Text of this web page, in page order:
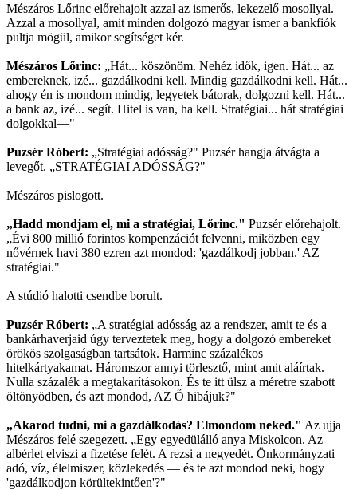
Mészáros Lőrinc előrehajolt azzal az ismerős, lekezelő mosollyal.
Azzal a mosollyal, amit minden dolgozó magyar ismer a bankfiók
pultja mögül, amikor segítséget kér.
Mészáros Lőrinc: „Hát... köszönöm. Nehéz idők, igen. Hát... az
embereknek, izé... gazdálkodni kell. Mindig gazdálkodni kell. Hát...
ahogy én is mondom mindig, legyetek bátorak, dolgozni kell. Hát...
a bank az, izé... segít. Hitel is van, ha kell. Stratégiai... hát stratégiai
dolgokkal—"
Puzsér Róbert: „Stratégiai adósság?" Puzsér hangja átvágta a
levegőt. „STRATÉGIAI ADÓSSÁG?"
Mészáros pislogott.
„Hadd mondjam el, mi a stratégiai, Lőrinc." Puzsér előrehajolt.
„Évi 800 millió forintos kompenzációt felvenni, miközben egy
nővérnek havi 380 ezren azt mondod: 'gazdálkodj jobban.' AZ
stratégiai."
A stúdió halotti csendbe borult.
Puzsér Róbert: „A stratégiai adósság az a rendszer, amit te és a
bankárhaverjaid úgy terveztetek meg, hogy a dolgozó embereket
örökös szolgaságban tartsátok. Harminc százalékos
hitelkártyakamat. Háromszor annyi törlesztő, mint amit aláírtak.
Nulla százalék a megtakarításokon. És te itt ülsz a méretre szabott
öltönyödben, és azt mondod, AZ Ő hibájuk?"
„Akarod tudni, mi a gazdálkodás? Elmondom neked." Az ujja
Mészáros felé szegezett. „Egy egyedülálló anya Miskolcon. Az
albérlet elviszi a fizetése felét. A rezsi a negyedét. Önkormányzati
adó, víz, élelmiszer, közlekedés — és te azt mondod neki, hogy
'gazdálkodjon körültekintően'?"